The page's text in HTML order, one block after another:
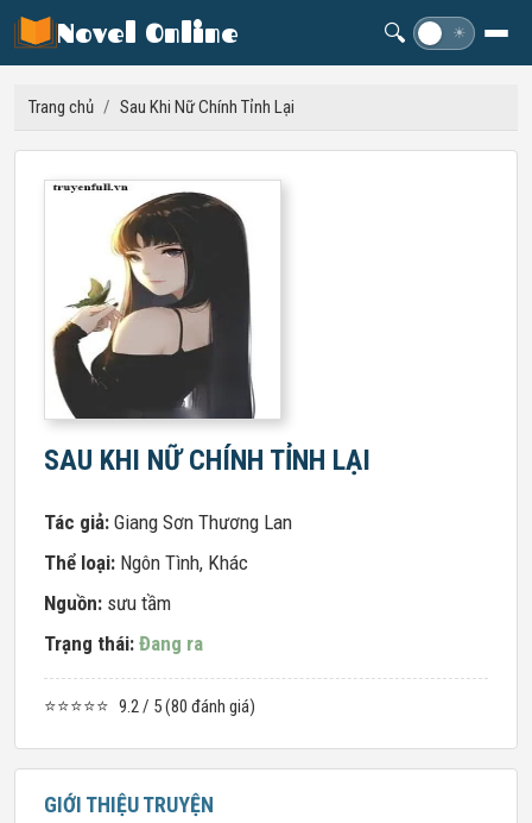
Novel Online 🔍 ☀
Trang chủ / Sau Khi Nữ Chính Tỉnh Lại
SAU KHI NỮ CHÍNH TỈNH LẠI
Tác giả: Giang Sơn Thương Lan
Thể loại: Ngôn Tình, Khác
Nguồn: sưu tầm
Trạng thái: Đang ra
⭐⭐⭐⭐⭐ 9.2 / 5 (80 đánh giá)
GIỚI THIỆU TRUYỆN